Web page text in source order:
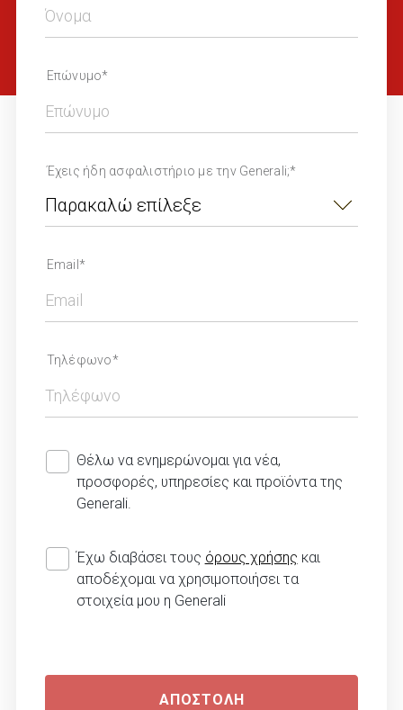
Επώνυμο*
Έχεις ήδη ασφαλιστήριο με την Generali;*
Email*
Τηλέφωνο*
Θέλω να ενημερώνομαι για νέα,
προσφορές, υπηρεσίες και προϊόντα της
Generali.
Έχω διαβάσει τους όρους χρήσης και
αποδέχομαι να χρησιμοποιήσει τα
στοιχεία μου η Generali
ΑΠΟΣΤΟΛΗ